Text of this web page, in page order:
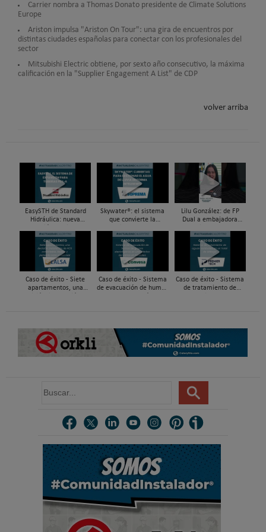
Carrier nombra a Thomas Donato presidente de Climate Solutions
Europe
Ariston impulsa "Ariston On Tour": una gira de encuentros por
distintas ciudades españolas para conectar con los profesionales del
sector
Mitsubishi Electric obtiene, por sexto año consecutivo, la máxima
calificación en la "Supplier Engagement A List" de CDP
volver arriba
EasySTH de Standard
Hidráulica: nueva
de expansión para
tuberías PEX
Skywater®: el sistema
que convierte la
infraestructura activa de
gestión del agua...
Lilu González: de FP
Dual a embajadora
| Mecatrónica Industrial
Caso de éxito - Siete
apartamentos, una
Caso de éxito - Sistema
de evacuación de humos
Caso de éxito - Sistema
de tratamiento de
u
r
.